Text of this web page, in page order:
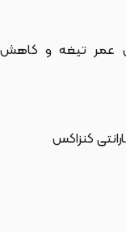
عمر تیغه و کاهش
کنزاکس